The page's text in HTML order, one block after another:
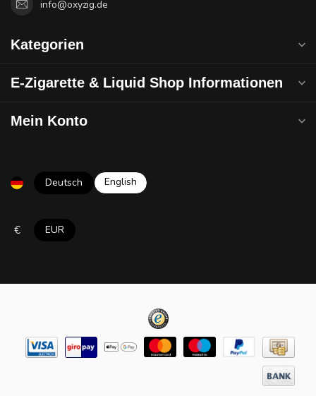
info@oxyzig.de
Kategorien
E-Zigarette & Liquid Shop Informationen
Mein Konto
Deutsch English
€ EUR